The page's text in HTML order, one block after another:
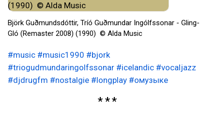
Björk Guðmundsdóttir, Tríó Guðmundar Ingólfssonar - Gling-
Gló (Remaster 2008) (1990) © Alda Music
#music #music1990 #bjork
#triogudmundaringolfssonar #icelandic #vocaljazz
#djdrugfm #nostalgie #longplay #омузыке